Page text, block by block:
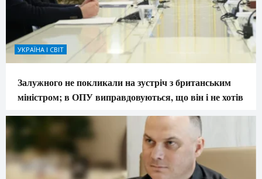
УКРАЇНА І СВІТ
Залужного не покликали на зустріч з британським
міністром; в ОПУ виправдовуються, що він і не хотів